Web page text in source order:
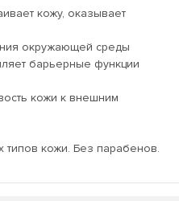
кожу, оказывает
окружающей среды
барьерные функции
кожи к внешним
кожи. Без парабенов.